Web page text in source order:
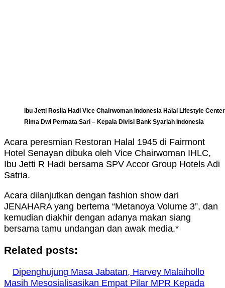
Ibu Jetti Rosila Hadi Vice Chairwoman Indonesia Halal Lifestyle
Rima Dwi Permata Sari – Kepala Divisi Bank Syariah Indonesia
Acara peresmian Restoran Halal 1945 di Fairmont
Hotel Senayan dibuka oleh Vice Chairwoman IHLC,
Ibu Jetti R Hadi bersama SPV Accor Group Hotels Adi
Satria.
Acara dilanjutkan dengan fashion show dari
JENAHARA yang bertema “Metanoya Volume 3”, dan
kemudian diakhir dengan adanya makan siang
bersama tamu undangan dan awak media.*
Related posts:
Dipenghujung Masa Jabatan, Harvey Malaihollo
Masih Mesosialisasikan Empat Pilar MPR Kepada